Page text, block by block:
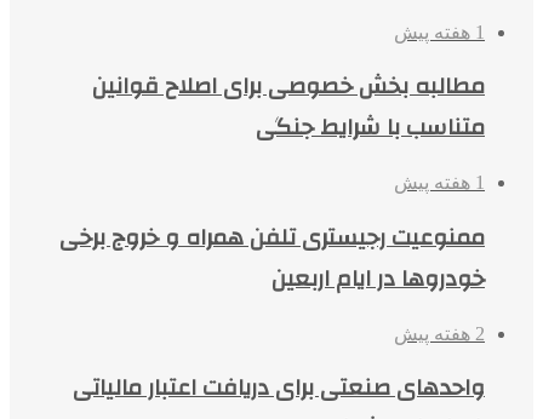
1 هفته پیش
مطالبه بخش خصوصی برای اصلاح قوانین
متناسب با شرایط جنگی
1 هفته پیش
ممنوعیت رجیستری تلفن همراه و خروج برخی
خودروها در ایام اربعین
2 هفته پیش
واحدهای صنعتی برای دریافت اعتبار مالیاتی